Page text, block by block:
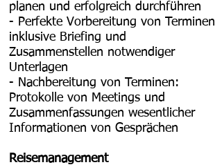
planen und erfolgreich durchführen
- Perfekte Vorbereitung von Terminen
inklusive Briefing und
Zusammenstellen notwendiger
Unterlagen
- Nachbereitung von Terminen:
Protokolle von Meetings und
Zusammenfassungen wesentlicher
Informationen von Gesprächen
Reisemanagement